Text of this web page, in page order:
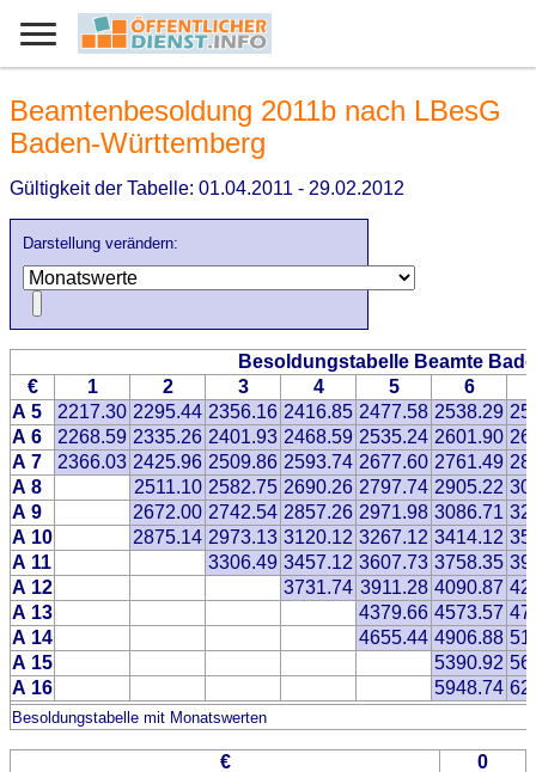
Darstellung verändern:
Beamtenbesoldung 2011b nach LBesG
Baden-Württemberg
Gültigkeit der Tabelle: 01.04.2011 - 29.02.2012
Besoldungstabelle Beamte
€
1 2 3 4 5
6
A 5
2217.30 2295.44 2356.16 2416.85 2477.58 2538.29
A 6
2268.59 2335.26 2401.93 2468.59 2535.24 2601.90
A 7
2366.03 2425.96 2509.86 2593.74 2677.60 2761.49
A 8
2511.10 2582.75 2690.26 2797.74 2905.22
A 9
2672.00 2742.54 2857.26 2971.98 3086.71
A 10
2875.14 2973.13 3120.12 3267.12 3414.12
A 11
3306.49 3457.12 3607.73 3758.35
A 12
3731.74 3911.28 4090.87
A 13
4379.66 4573.57
A 14
4655.44 4906.88
A 15
5390.92
A 16
5948.74
Besoldungstabelle mit Monatswerten
€
0